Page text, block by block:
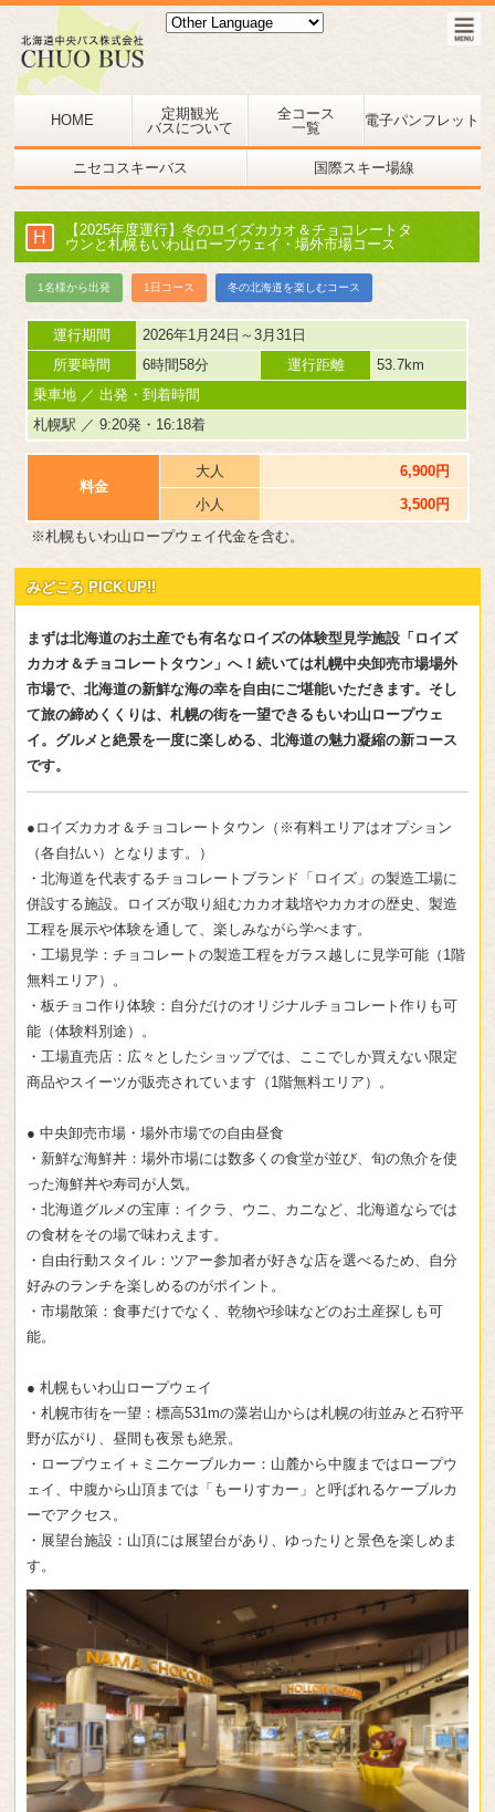
HOME
定期観光
バスについて
全コース
一覧
電子パンフレット
ニセコスキーバス 国際スキー場線
H
【2025年度運行】冬のロイズカカオ＆チョコレートタ
ウンと札幌もいわ山ロープウェイ・場外市場コース
1名様から出発 1日コース 冬の北海道を楽しむコース
運行期間
2026年1月24日～3月31日
所要時間
6時間58分 運行距離
53.7km
乗車地 ／ 出発・到着時間
札幌駅 ／ 9:20発・16:18着
料金
大人
6,900円
小人
3,500円
※札幌もいわ山ロープウェイ代金を含む。
みどころ PICK UP!!
まずは北海道のお土産でも有名なロイズの体験型見学施設「ロイズ
カカオ＆チョコレートタウン」へ！続いては札幌中央卸売市場場外
市場で、北海道の新鮮な海の幸を自由にご堪能いただきます。そし
て旅の締めくくりは、札幌の街を一望できるもいわ山ロープウェ
イ。グルメと絶景を一度に楽しめる、北海道の魅力凝縮の新コース
です。
●ロイズカカオ＆チョコレートタウン（※有料エリアはオプション
（各自払い）となります。）
・北海道を代表するチョコレートブランド「ロイズ」の製造工場に
併設する施設。ロイズが取り組むカカオ栽培やカカオの歴史、製造
工程を展示や体験を通して、楽しみながら学べます。
・工場見学：チョコレートの製造工程をガラス越しに見学可能（1階
無料エリア）。
・板チョコ作り体験：自分だけのオリジナルチョコレート作りも可
能（体験料別途）。
・工場直売店：広々としたショップでは、ここでしか買えない限定
商品やスイーツが販売されています（1階無料エリア）。
● 中央卸売市場・場外市場での自由昼食
・新鮮な海鮮丼：場外市場には数多くの食堂が並び、旬の魚介を使
った海鮮丼や寿司が人気。
・北海道グルメの宝庫：イクラ、ウニ、カニなど、北海道ならでは
の食材をその場で味わえます。
・自由行動スタイル：ツアー参加者が好きな店を選べるため、自分
好みのランチを楽しめるのがポイント。
・市場散策：食事だけでなく、乾物や珍味などのお土産探しも可
能。
● 札幌もいわ山ロープウェイ
・札幌市街を一望：標高531mの藻岩山からは札幌の街並みと石狩平
野が広がり、昼間も夜景も絶景。
・ロープウェイ＋ミニケーブルカー：山麓から中腹まではロープウ
ェイ、中腹から山頂までは「もーりすカー」と呼ばれるケーブルカ
ーでアクセス。
・展望台施設：山頂には展望台があり、ゆったりと景色を楽しめま
す。